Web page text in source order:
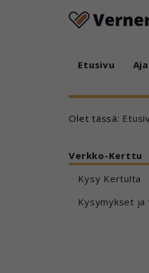
Etusivu
Olet tässä:
Verkko-Kerttu
Kysy Kertulta
Kysymykset